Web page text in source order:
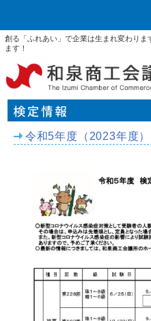
創る「ふれあい」で企業は生まれ変わりま
ます！
令和5年度（2023年度